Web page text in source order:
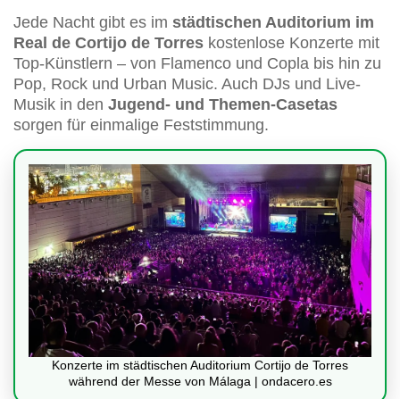
Jede Nacht gibt es im städtischen Auditorium im
Real de Cortijo de Torres kostenlose Konzerte mit
Top-Künstlern – von Flamenco und Copla bis hin zu
Pop, Rock und Urban Music. Auch DJs und Live-
Musik in den Jugend- und Themen-Casetas
sorgen für einmalige Feststimmung.
Konzerte im städtischen Auditorium Cortijo de Torres
während der Messe von Málaga | ondacero.es